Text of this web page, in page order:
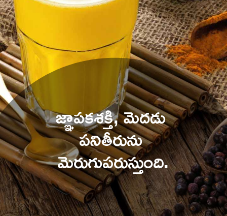
జ్ఞాపకశక్తి, మెదడు
పనితీరును
మెరుగుపరుస్తుంది.